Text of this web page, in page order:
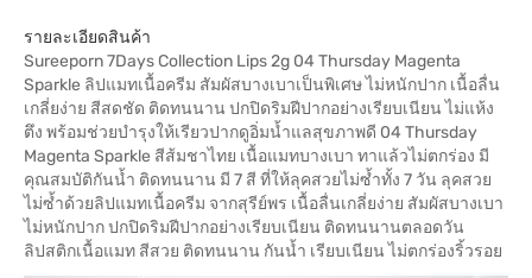
รายละเอียดสินค้า
Sureeporn 7Days Collection Lips 2g 04 Thursday Magenta
Sparkle ลิปแมทเนื้อครีม สัมผัสบางเบาเป็นพิเศษ ไม่หนักปาก เนื้อลื่น
เกลี่ยง่าย สีสดชัด ติดทนนาน ปกปิดริมฝีปากอย่างเรียบเนียน ไม่แห้ง
ตึง พร้อมช่วยบำรุงให้เรียวปากดูอิ่มน้ำแลสุขภาพดี 04 Thursday
Magenta Sparkle สีส้มชาไทย เนื้อแมทบางเบา ทาแล้วไม่ตกร่อง มี
คุณสมบัติกันน้ำ ติดทนนาน มี 7 สี ที่ให้ลุคสวยไม่ซ้ำทั้ง 7 วัน ลุคสวย
ไม่ซ้ำด้วยลิปแมทเนื้อครีม จากสุรีย์พร เนื้อลื่นเกลี่ยง่าย สัมผัสบางเบา
ไม่หนักปาก ปกปิดริมฝีปากอย่างเรียบเนียน ติดทนนานตลอดวัน
ลิปสติกเนื้อแมท สีสวย ติดทนนาน กันน้ำ เรียบเนียน ไม่ตกร่องริ้วรอย